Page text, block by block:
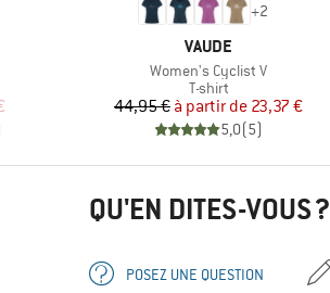
+2
MARQUE
VAUDE
Article
Women's Cyclist V
Product group
T-shirt
Prix
44,95 € Prix réduit
à partir de 23,37 €
5,0(5)
QU'EN DITES-VOUS ?
POSEZ UNE QUESTION